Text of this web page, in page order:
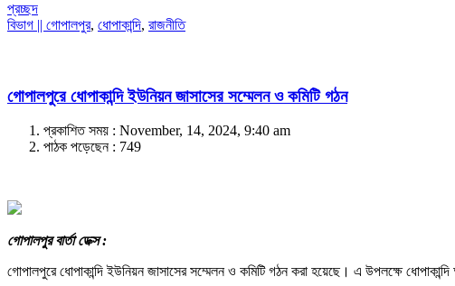
প্রচ্ছদ
বিভাগ || গোপালপুর, ধোপাকান্দি, রাজনীতি
গোপালপুরে ধোপাকান্দি ইউনিয়ন জাসাসের সম্মেলন ও কমিটি গঠন
প্রকাশিত সময় : November, 14, 2024, 9:40 am
পাঠক পড়েছেন : 749
গোপালপুর বার্তা ডেক্স :
গোপালপুরে ধোপাকান্দি ইউনিয়ন জাসাসের সম্মেলন ও কমিটি গঠন করা হয়েছে। এ উপলক্ষে